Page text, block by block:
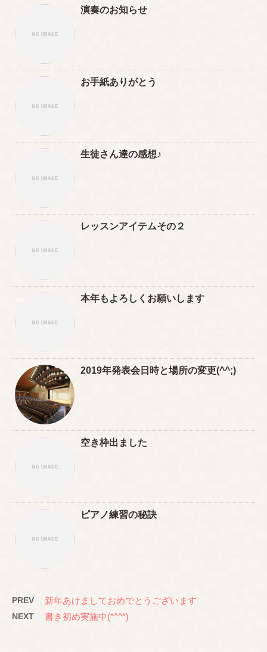
演奏のお知らせ
お手紙ありがとう
生徒さん達の感想♪
レッスンアイテムその２
本年もよろしくお願いします
2019年発表会日時と場所の変更(^^;)
空き枠出ました
ピアノ練習の秘訣
PREV 新年あけましておめでとうございます
NEXT 書き初め実施中(*^^*)